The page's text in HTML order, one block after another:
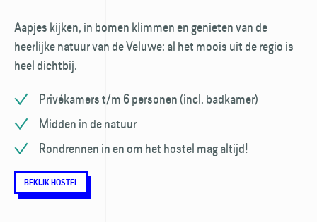
Aapjes kijken, in bomen klimmen en genieten van de
heerlijke natuur van de Veluwe: al het moois uit de regio is
heel dichtbij.
Privékamers t/m 6 personen (incl. badkamer)
Midden in de natuur
Rondrennen in en om het hostel mag altijd!
BEKIJK HOSTEL